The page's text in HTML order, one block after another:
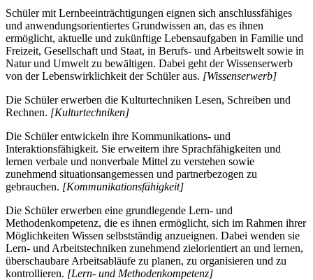
Schüler mit Lernbeeinträchtigungen eignen sich anschlussfähiges
und anwendungsorientiertes Grundwissen an, das es ihnen
ermöglicht, aktuelle und zukünftige Lebensaufgaben in Familie und
Freizeit, Gesellschaft und Staat, in Berufs- und Arbeitswelt sowie in
Natur und Umwelt zu bewältigen. Dabei geht der Wissenserwerb
von der Lebenswirklichkeit der Schüler aus. [Wissenserwerb]
Die Schüler erwerben die Kulturtechniken Lesen, Schreiben und
Rechnen. [Kulturtechniken]
Die Schüler entwickeln ihre Kommunikations- und
Interaktionsfähigkeit. Sie erweitern ihre Sprachfähigkeiten und
lernen verbale und nonverbale Mittel zu verstehen sowie
zunehmend situationsangemessen und partnerbezogen zu
gebrauchen. [Kommunikationsfähigkeit]
Die Schüler erwerben eine grundlegende Lern- und
Methodenkompetenz, die es ihnen ermöglicht, sich im Rahmen ihrer
Möglichkeiten Wissen selbstständig anzueignen. Dabei wenden sie
Lern- und Arbeitstechniken zunehmend zielorientiert an und lernen,
überschaubare Arbeitsabläufe zu planen, zu organisieren und zu
kontrollieren. [Lern- und Methodenkompetenz]